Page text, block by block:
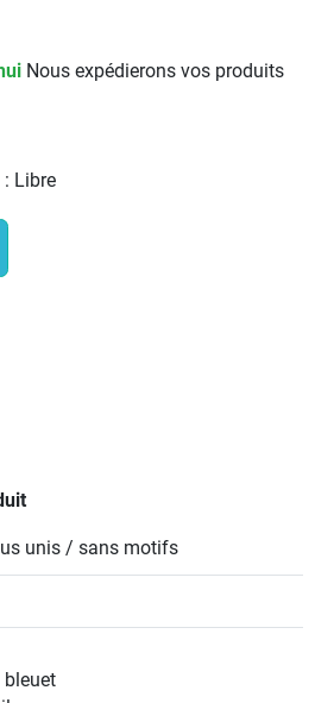
Nous expédierons vos produits
: Libre
unis / sans motifs
bleuet